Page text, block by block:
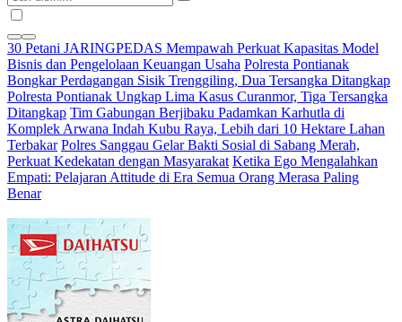
30 Petani JARINGPEDAS Mempawah Perkuat Kapasitas Model
Bisnis dan Pengelolaan Keuangan Usaha Polresta Pontianak
Bongkar Perdagangan Sisik Trenggiling, Dua Tersangka Ditangkap
Polresta Pontianak Ungkap Lima Kasus Curanmor, Tiga Tersangka
Ditangkap Tim Gabungan Berjibaku Padamkan Karhutla di
Komplek Arwana Indah Kubu Raya, Lebih dari 10 Hektare Lahan
Terbakar Polres Sanggau Gelar Bakti Sosial di Sabang Merah,
Perkuat Kedekatan dengan Masyarakat Ketika Ego Mengalahkan
Empati: Pelajaran Attitude di Era Semua Orang Merasa Paling
Benar